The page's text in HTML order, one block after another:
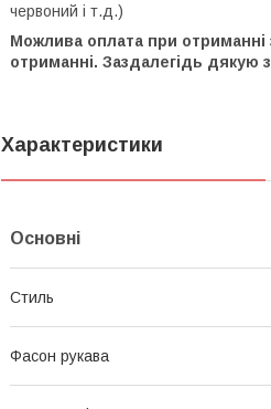
червоний і т.д.)
Можлива оплата при
отриманні. Заздалегідь дякую
Характеристики
Основні
Стиль
Фасон рукава